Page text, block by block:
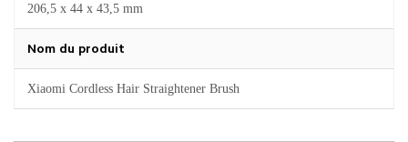
206,5 x 44 x 43,5 mm
Nom du produit
Xiaomi Cordless Hair Straightener Brush